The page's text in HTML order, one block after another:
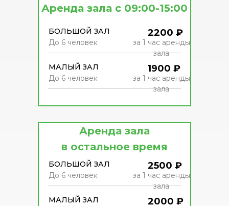
Аренда зала c 09:00-15:00
БОЛЬШОЙ ЗАЛ
До 6 человек
2200 ₽
за 1 час аренды
зала
МАЛЫЙ ЗАЛ
До 6 человек
1900 ₽
Аренда зала
в остальное время
БОЛЬШОЙ ЗАЛ
До 6 человек
2500 ₽
МАЛЫЙ ЗАЛ
2000 ₽
за 1 час аренды
зала
за 1 час аренды
зала